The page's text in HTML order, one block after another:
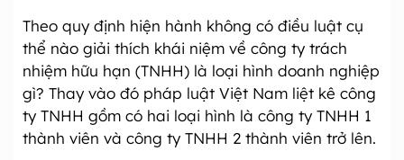
Theo quy định hiện hành không có điều luật cụ
thể nào giải thích khái niệm về công ty trách
nhiệm hữu hạn (TNHH) là loại hình doanh nghiệp
gì? Thay vào đó pháp luật Việt Nam liệt kê công
ty TNHH gồm có hai loại hình là công ty TNHH 1
thành viên và công ty TNHH 2 thành viên trở lên.